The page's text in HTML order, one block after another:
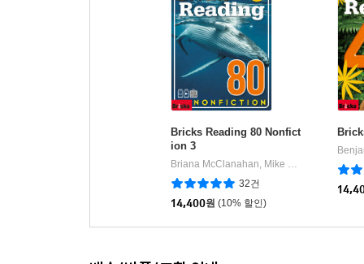
Bricks Reading 80 Nonfict
ion 3
Briana McClanahan, Mike Whale
Bricks(
32건
14,400원 (10% 할인)